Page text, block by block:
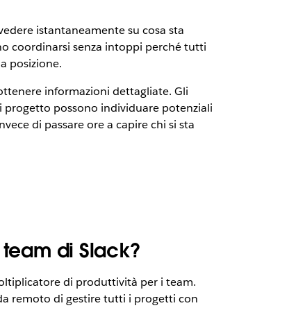
istantaneamente su cosa sta
coordinarsi senza intoppi perché tutti
posizione.
informazioni dettagliate. Gli
progetto possono individuare potenziali
di passare ore a capire chi si sta
di Slack?
di produttività per i team.
remoto di gestire tutti i progetti con